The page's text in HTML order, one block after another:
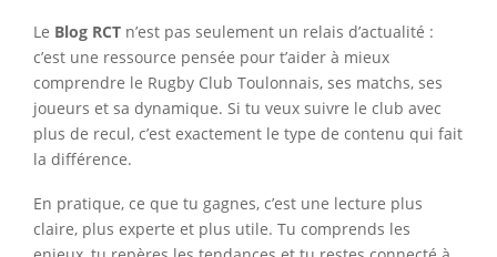
Le Blog RCT n’est pas seulement un relais d’actualité :
c’est une ressource pensée pour t’aider à mieux
comprendre le Rugby Club Toulonnais, ses matchs, ses
joueurs et sa dynamique. Si tu veux suivre le club avec
plus de recul, c’est exactement le type de contenu qui fait
la différence.
En pratique, ce que tu gagnes, c’est une lecture plus
claire, plus experte et plus utile. Tu comprends les